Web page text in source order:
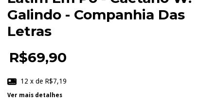
Galindo - Companhia Das
Letras
R$69,90
12 x de R$7,19
Ver mais detalhes